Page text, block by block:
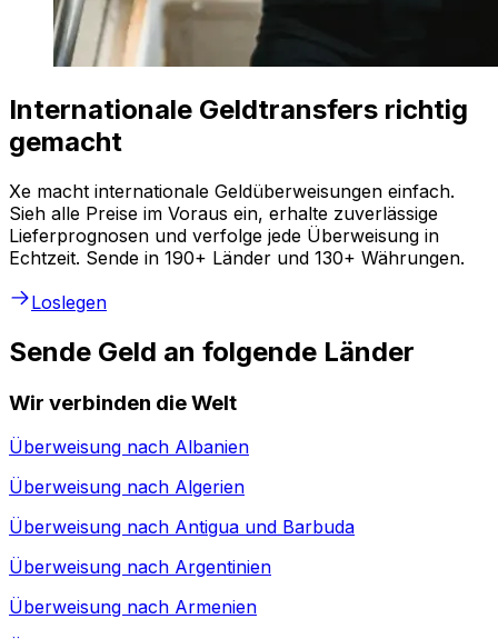
Internationale Geldtransfers richtig
gemacht
Xe macht internationale Geldüberweisungen einfach.
Sieh alle Preise im Voraus ein, erhalte zuverlässige
Lieferprognosen und verfolge jede Überweisung in
Echtzeit. Sende in 190+ Länder und 130+ Währungen.
Loslegen
Sende Geld an folgende Länder
Wir verbinden die Welt
Überweisung nach Albanien
Überweisung nach Algerien
Überweisung nach Antigua und Barbuda
Überweisung nach Argentinien
Überweisung nach Armenien